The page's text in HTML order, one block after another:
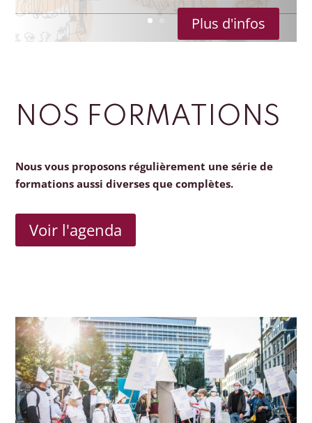
Plus d'infos
NOS FORMATIONS
Nous vous proposons régulièrement une série de
formations aussi diverses que complètes.
Voir l'agenda